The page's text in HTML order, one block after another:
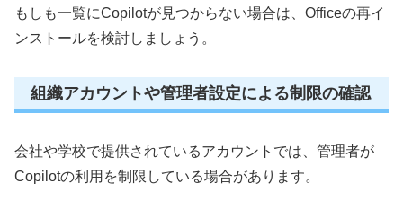
もしも一覧にCopilotが見つからない場合は、Officeの再イ
ンストールを検討しましょう。
組織アカウントや管理者設定による制限の確認
会社や学校で提供されているアカウントでは、管理者が
Copilotの利用を制限している場合があります。